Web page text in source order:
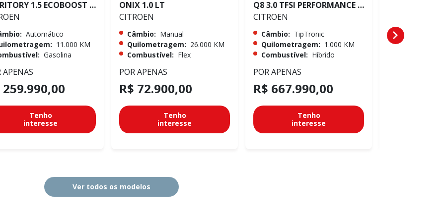
TERRITORY 1.5 ECOBOOST GTDI TITANIUM
Automático
11.000 KM
Gasolina
APENAS
259.990,00
Tenho
interesse
ONIX 1.0 LT
CITROEN
Câmbio: Manual
Quilometragem: 26.000 KM
Combustível: Flex
POR APENAS
R$ 72.900,00
Tenho
interesse
Q8 3.0 TFSI PERFORMANCE BLACK QUATTRO
CITROEN
Câmbio: TipTronic
Quilometragem: 1.000 KM
Combustível: Híbrido
POR APENAS
R$ 667.990,00
Tenho
interesse
Câmbio:
Ver todos os modelos